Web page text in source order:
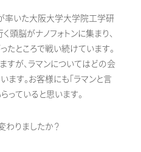
率いた大阪大学大学院工学研
頭脳がナノフォトンに集まり、
たところで戦い続けています。
が、ラマンについてはどの会
ます。お客様にも「ラマンと言
っていると思います。
りましたか？